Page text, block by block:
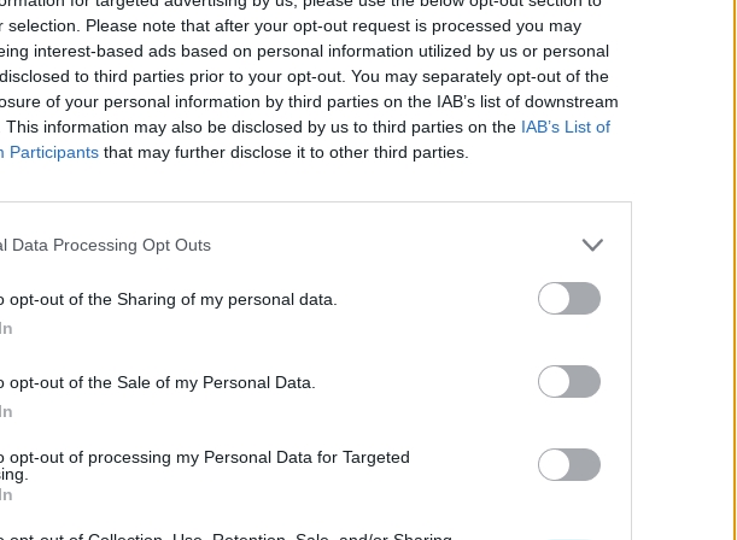
selection. Please note that after your opt-out request is processed you may
interest-based ads based on personal information utilized by us or personal
to third parties prior to your opt-out. You may separately opt-out of the
of your personal information by third parties on the IAB’s list of downstream
This information may also be disclosed by us to third parties on the IAB’s List of
Participants that may further disclose it to other third parties.
Data Processing Opt Outs
opt-out of the Sharing of my personal data.
opt-out of the Sale of my Personal Data.
opt-out of processing my Personal Data for Targeted
(editado)
posición y de gálibo.
la puesta y la salida del sol o bajo las condiciones a que se refiere el artículo 106 y en el
llevar encendidas las luces de posición y, si la anchura del vehículo excede de 2,10
entre la puesta y la salida del sol por vías urbanas o interurbanas suficientemente
vía afectados por la señal "túnel" suficientemente iluminados, llevará encencido además
cruce.
alumbrado en los poblados, cuando la vía esté insuficientemente iluminada.
el alumbrado cuando existan condiciones meteorológicas o ambientales que disminuyan
nevada, nubes de humo o de polvo o cualquier otra circunstancia análoga (artículo 43,
número anterior deberá utilizarse la luz delantera de niebla o la luz de corto o largo alcance
utilizarse aislada o simultáneamente con la de corto alcance o, incluso, con la de largo
utilizarse en dichos casos o en tramos de vías estrechas con muchas curvas,